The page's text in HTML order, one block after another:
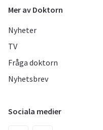
Mer av Doktorn
Nyheter
TV
Fråga doktorn
Nyhetsbrev
Sociala medier